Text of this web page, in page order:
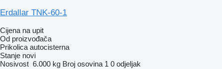
Erdallar TNK-60-1
Cijena na upit
Od proizvođača
Prikolica autocisterna
Stanje novi
Nosivost 6.000 kg Broj osovina 1 0 odjeljak